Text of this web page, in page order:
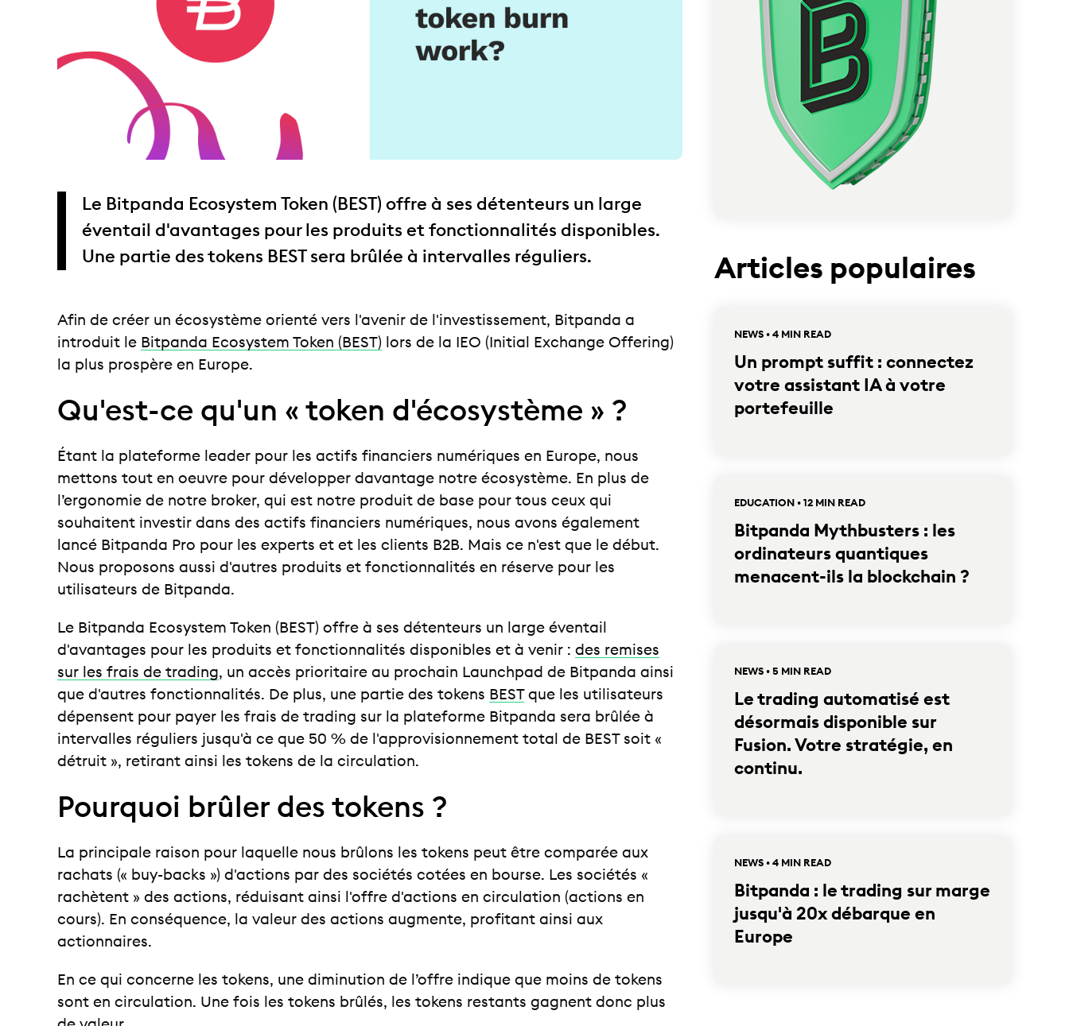
Le Bitpanda Ecosystem Token (BEST) offre à ses détenteurs un large
éventail d'avantages pour les produits et fonctionnalités disponibles.
Une partie des tokens BEST sera brûlée à intervalles réguliers.
Afin de créer un écosystème orienté vers l'avenir de l'investissement, Bitpanda a
introduit le Bitpanda Ecosystem Token (BEST) lors de la IEO (Initial Exchange Offering)
la plus prospère en Europe.
Qu'est-ce qu'un « token d'écosystème » ?
Étant la plateforme leader pour les actifs financiers numériques en Europe, nous
mettons tout en oeuvre pour développer davantage notre écosystème. En plus de
l’ergonomie de notre broker, qui est notre produit de base pour tous ceux qui
souhaitent investir dans des actifs financiers numériques, nous avons également
lancé Bitpanda Pro pour les experts et et les clients B2B. Mais ce n'est que le début.
Nous proposons aussi d'autres produits et fonctionnalités en réserve pour les
utilisateurs de Bitpanda.
Le Bitpanda Ecosystem Token (BEST) offre à ses détenteurs un large éventail
d'avantages pour les produits et fonctionnalités disponibles et à venir : des remises
sur les frais de trading, un accès prioritaire au prochain Launchpad de Bitpanda ainsi
que d'autres fonctionnalités. De plus, une partie des tokens BESTque les utilisateurs
dépensent pour payer les frais de trading sur la plateforme Bitpanda sera brûlée à
intervalles réguliers jusqu'à ce que 50 % de l'approvisionnement total de BEST soit «
détruit », retirant ainsi les tokens de la circulation.
Pourquoi brûler des tokens ?
La principale raison pour laquelle nous brûlons les tokens peut être comparée aux
rachats (« buy-backs ») d'actions par des sociétés cotées en bourse. Les sociétés «
rachètent » des actions, réduisant ainsi l'offre d'actions en circulation (actions en
cours). En conséquence, la valeur des actions augmente, profitant ainsi aux
actionnaires.
En ce qui concerne les tokens, une diminution de l’offre indique que moins de tokens
sont en circulation. Une fois les tokens brûlés, les tokens restants gagnent donc plus
Articles populaires
NEWS • 4 MIN READ
Un prompt suffit : connectez
votre assistant IA à votre
portefeuille
EDUCATION • 12 MIN READ
Bitpanda Mythbusters : les
ordinateurs quantiques
menacent-ils la blockchain ?
NEWS • 5 MIN READ
Le trading automatisé est
désormais disponible sur
Fusion. Votre stratégie, en
continu.
NEWS • 4 MIN READ
Bitpanda : le trading sur marge
jusqu'à 20x débarque en
Europe